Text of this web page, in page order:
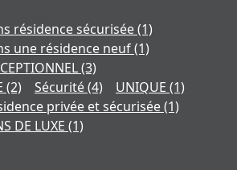
résidence sécurisée(1)
une résidence neuf(1)
(3)
(2) Sécurité(4) UNIQUE (1)
privée et sécurisée(1)
DE LUXE (1)